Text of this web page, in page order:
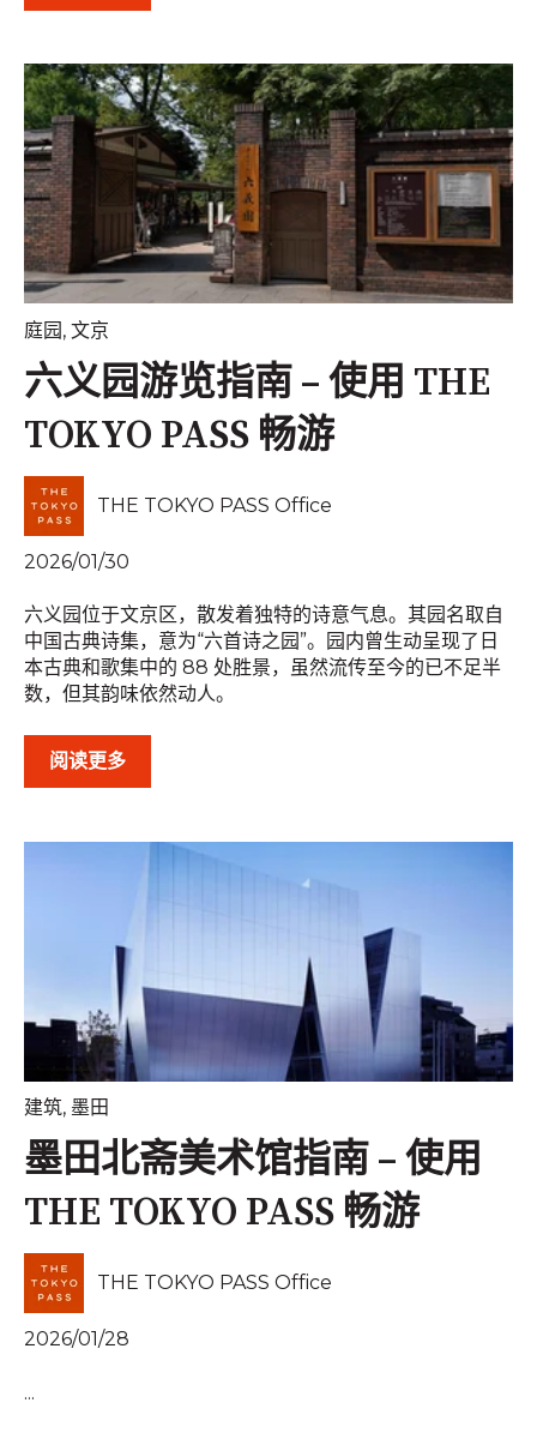
庭园, 文京
六义园游览指南 – 使用 THE
TOKYO PASS 畅游
THE TOKYO PASS Office
2026/01/30
六义园位于文京区，散发着独特的诗意气息。其园名取自
中国古典诗集，意为“六首诗之园”。园内曾生动呈现了日
本古典和歌集中的 88 处胜景，虽然流传至今的已不足半
数，但其韵味依然动人。
阅读更多
建筑, 墨田
墨田北斋美术馆指南 – 使用
THE TOKYO PASS 畅游
THE TOKYO PASS Office
2026/01/28
...